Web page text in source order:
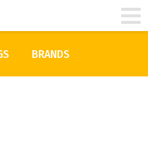
BRANDS